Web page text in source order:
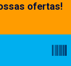
ofertas!